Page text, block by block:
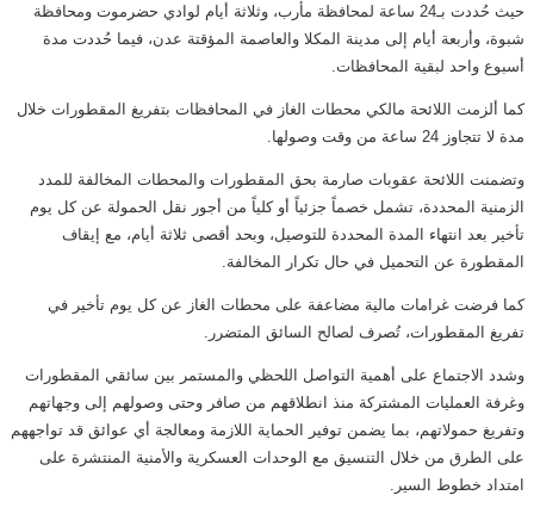
حيث حُددت بـ24 ساعة لمحافظة مأرب، وثلاثة أيام لوادي حضرموت ومحافظة
شبوة، وأربعة أيام إلى مدينة المكلا والعاصمة المؤقتة عدن، فيما حُددت مدة
أسبوع واحد لبقية المحافظات.
كما ألزمت اللائحة مالكي محطات الغاز في المحافظات بتفريغ المقطورات خلال
مدة لا تتجاوز 24 ساعة من وقت وصولها.
وتضمنت اللائحة عقوبات صارمة بحق المقطورات والمحطات المخالفة للمدد
الزمنية المحددة، تشمل خصماً جزئياً أو كلياً من أجور نقل الحمولة عن كل يوم
تأخير بعد انتهاء المدة المحددة للتوصيل، وبحد أقصى ثلاثة أيام، مع إيقاف
المقطورة عن التحميل في حال تكرار المخالفة.
كما فرضت غرامات مالية مضاعفة على محطات الغاز عن كل يوم تأخير في
تفريغ المقطورات، تُصرف لصالح السائق المتضرر.
وشدد الاجتماع على أهمية التواصل اللحظي والمستمر بين سائقي المقطورات
وغرفة العمليات المشتركة منذ انطلاقهم من صافر وحتى وصولهم إلى وجهاتهم
وتفريغ حمولاتهم، بما يضمن توفير الحماية اللازمة ومعالجة أي عوائق قد تواجههم
على الطرق من خلال التنسيق مع الوحدات العسكرية والأمنية المنتشرة على
امتداد خطوط السير.